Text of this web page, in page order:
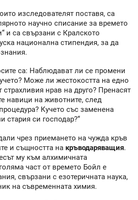
изследователят поставя, са
научно списание за времето
и са свързани с Кралското
национална стипендия, за да
са: Наблюдават ли се промени
Може ли жестокостта на едно
страхливия нрав на друго? Пренасят
навици на животните, след
Кучето със заменена
стария си господар?“
чрез приемането на чужда кръв
и същността на кръводаряващия.
му към алхимичната
част от времето Бойл е
свързани с езотеричната наука,
на съвременната химия.